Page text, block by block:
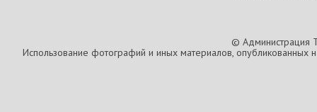
© Администрация
Использование фотографий и иных материалов, опубликованных